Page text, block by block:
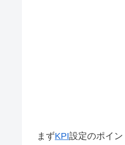
まずKPI設定のポイ